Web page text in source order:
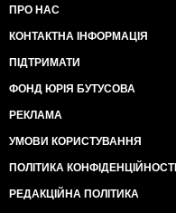
ПРО НАС
КОНТАКТНА ІНФОРМАЦІЯ
ПІДТРИМАТИ
ФОНД ЮРІЯ БУТУСОВА
РЕКЛАМА
УМОВИ КОРИСТУВАННЯ
ПОЛІТИКА КОНФІДЕНЦІЙНОСТІ
РЕДАКЦІЙНА ПОЛІТИКА